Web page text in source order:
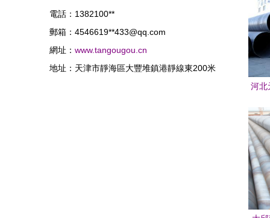
電話：1382100**
郵箱：4546619**433@qq.com
網址： www.tangougou.cn
地址：天津市靜海區大豐堆鎮港靜線東200米
河北